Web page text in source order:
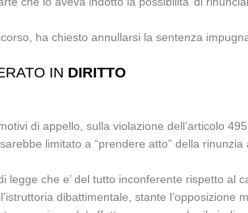
ha chiesto annullarsi la sentenza
IN DIRITTO
di appello, sulla violazione dell’articolo
limitato a “prendere atto” della
che e’ del tutto inconferente rispetto al
dibattimentale, stante